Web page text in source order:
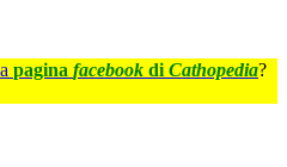
pagina facebook di Cathopedia?